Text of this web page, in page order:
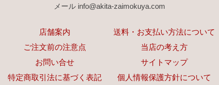
メール info@akita-zaimokuya.com
店舗案内
送料・お支払い方法について
ご注文前の注意点
当店の考え方
お問い合せ
サイトマップ
特定商取引法に基づく表記
個人情報保護方針について